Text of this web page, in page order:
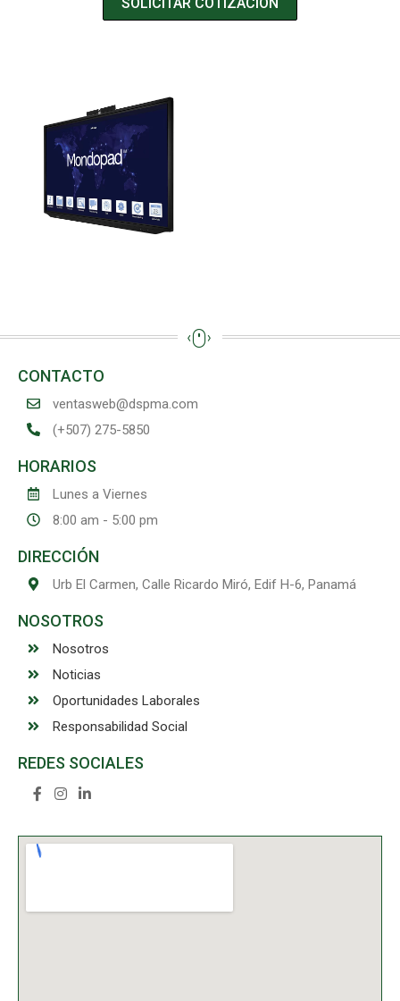
CONTACTO
ventasweb@dspma.com
(+507) 275-5850
HORARIOS
Lunes a Viernes
8:00 am - 5:00 pm
DIRECCIÓN
Urb El Carmen, Calle Ricardo Miró, Edif H-6, Panamá
NOSOTROS
Nosotros
Noticias
Oportunidades Laborales
Responsabilidad Social
REDES SOCIALES